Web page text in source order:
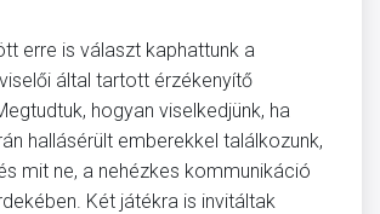
erre is választ kaphattunk a
által tartott érzékenyítő
hogyan viselkedjünk, ha
hallásérült emberekkel találkozunk,
mit ne, a nehézkes kommunikáció
Két játékra is invitáltak